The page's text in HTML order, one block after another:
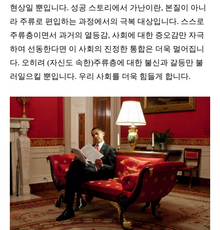
현상일 뿐입니다. 성공 스토리에서 가난이란, 본질이 아니
라 주류로 편입하는 과정에서의 극복 대상입니다. 스스로
주류층이면서 과거의 열등감, 사회에 대한 증오감만 자극
하여 선동한다면 이 사회의 진정한 통합은 더욱 멀어집니
다. 오히려 (자신도 속한)주류층에 대한 불신과 갈등만 불
러일으킬 뿐입니다. 우리 사회를 더욱 힘들게 합니다.